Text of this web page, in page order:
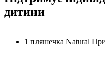
дитини
1 пляшечка Natural